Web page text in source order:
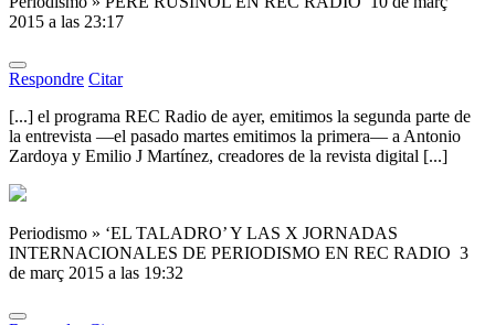
2015 a las 23:17
Respondre Citar
[...] el programa REC Radio de ayer, emitimos la segunda parte de
la entrevista —el pasado martes emitimos la primera— a Antonio
Zardoya y Emilio J Martínez, creadores de la revista digital [...]
Periodismo » ‘EL TALADRO’ Y LAS X JORNADAS
INTERNACIONALES DE PERIODISMO EN REC RADIO 3
de març 2015 a las 19:32